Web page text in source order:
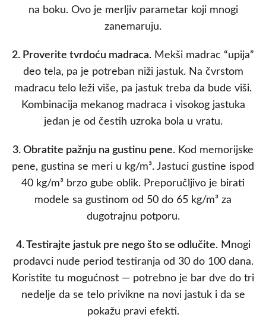
na boku. Ovo je merljiv parametar koji mnogi
zanemaruju.
2. Proverite tvrdoću madraca. Mekši madrac “upija”
deo tela, pa je potreban niži jastuk. Na čvrstom
madracu telo leži više, pa jastuk treba da bude viši.
Kombinacija mekanog madraca i visokog jastuka
jedan je od čestih uzroka bola u vratu.
3. Obratite pažnju na gustinu pene. Kod memorijske
pene, gustina se meri u kg/m³. Jastuci gustine ispod
40 kg/m³ brzo gube oblik. Preporučljivo je birati
modele sa gustinom od 50 do 65 kg/m³ za
dugotrajnu potporu.
4. Testirajte jastuk pre nego što se odlučite.Mnogi
prodavci nude period testiranja od 30 do 100 dana.
Koristite tu mogućnost — potrebno je bar dve do tri
nedelje da se telo privikne na novi jastuk i da se
pokažu pravi efekti.